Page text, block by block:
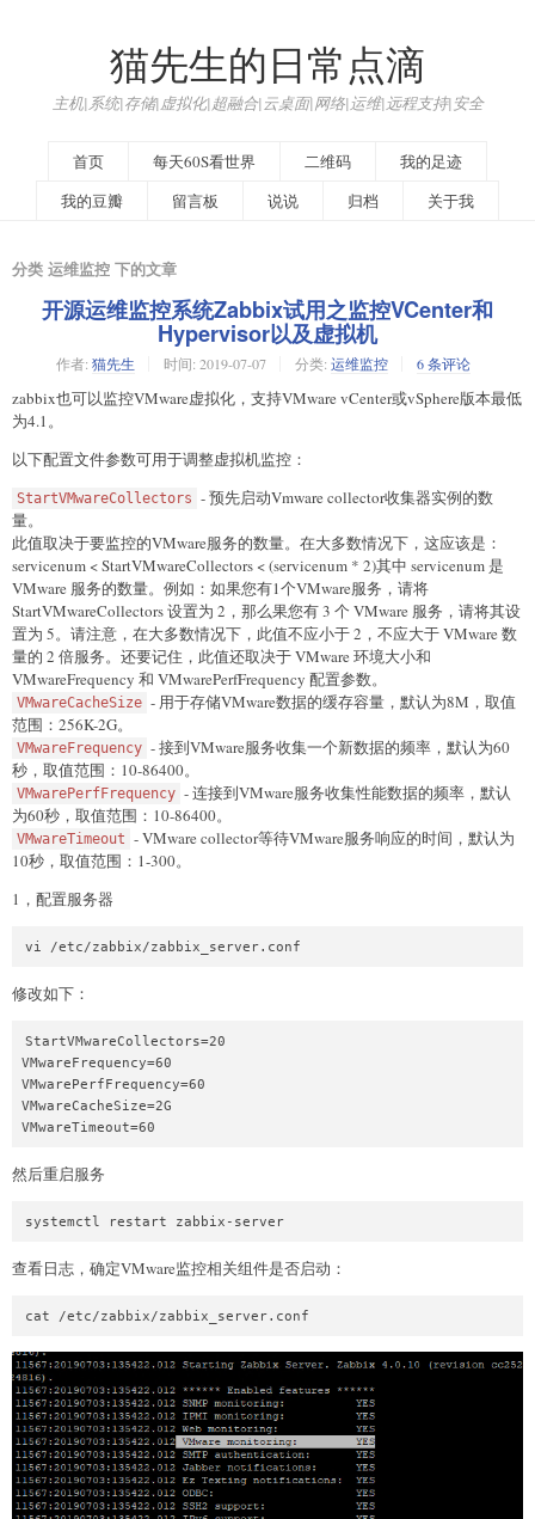
猫先生的日常点滴
主机|系统|存储|虚拟化|超融合|云桌面|网络|运维|远程支持|安全
首页 每天60S看世界 二维码
我的足迹
我的豆瓣
留言板 说说 归档 关于我
分类 运维监控 下的文章
开源运维监控系统Zabbix试用之监控VCenter和
Hypervisor以及虚拟机
作者: 猫先生 时间: 2019-07-07 分类: 运维监控 6 条评论
zabbix也可以监控VMware虚拟化，支持VMware vCenter或vSphere版本最低
为4.1。
以下配置文件参数可用于调整虚拟机监控：
StartVMwareCollectors - 预先启动Vmware collector收集器实例的数
量。
此值取决于要监控的VMware服务的数量。在大多数情况下，这应该是：
servicenum < StartVMwareCollectors < (servicenum * 2)其中 servicenum 是
VMware 服务的数量。例如：如果您有1个VMware服务，请将
StartVMwareCollectors 设置为 2，那么果您有 3 个 VMware 服务，请将其设
置为 5。请注意，在大多数情况下，此值不应小于 2，不应大于 VMware 数
量的 2 倍服务。还要记住，此值还取决于 VMware 环境大小和
VMwareFrequency 和 VMwarePerfFrequency 配置参数。
VMwareCacheSize - 用于存储VMware数据的缓存容量，默认为8M，取值
范围：256K-2G。
VMwareFrequency - 接到VMware服务收集一个新数据的频率，默认为60
秒，取值范围：10-86400。
VMwarePerfFrequency - 连接到VMware服务收集性能数据的频率，默认
为60秒，取值范围：10-86400。
VMwareTimeout - VMware collector等待VMware服务响应的时间，默认为
10秒，取值范围：1-300。
1，配置服务器
vi /etc/zabbix/zabbix_server.conf
修改如下：
StartVMwareCollectors=20
VMwareFrequency=60
VMwarePerfFrequency=60
VMwareCacheSize=2G
VMwareTimeout=60
然后重启服务
systemctl restart zabbix-server
查看日志，确定VMware监控相关组件是否启动：
cat /etc/zabbix/zabbix_server.conf